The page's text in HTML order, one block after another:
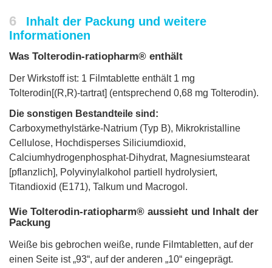
6
Inhalt der Packung und weitere
Informationen
Was Tolterodin-ratiopharm® enthält
Der Wirkstoff ist: 1 Filmtablette enthält 1 mg
Tolterodin[(R,R)-tartrat] (entsprechend 0,68 mg Tolterodin).
Die sonstigen Bestandteile sind:
Carboxymethylstärke-Natrium (Typ B), Mikrokristalline
Cellulose, Hochdisperses Siliciumdioxid,
Calciumhydrogenphosphat-Dihydrat, Magnesiumstearat
[pflanzlich], Polyvinylalkohol partiell hydrolysiert,
Titandioxid (E171), Talkum und Macrogol.
Wie Tolterodin-ratiopharm® aussieht und Inhalt der
Packung
Weiße bis gebrochen weiße, runde Filmtabletten, auf der
einen Seite ist „93“, auf der anderen „10“ eingeprägt.